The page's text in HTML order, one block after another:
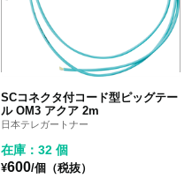
SCコネクタ付コード型ピッグテー
ル OM3 アクア 2m
日本テレガートナー
在庫：32 個
¥600/個（税抜）